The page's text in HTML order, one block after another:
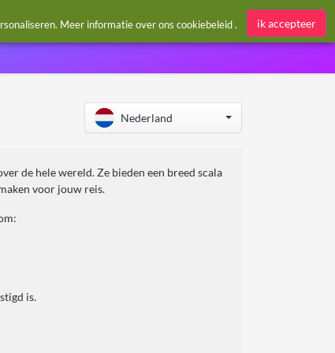
Aanmelden / Register
Nederland
de hele wereld. Ze bieden een breed scala
voor jouw reis.
is.
Meer informatie over ons cookiebeleid. ik accepteer